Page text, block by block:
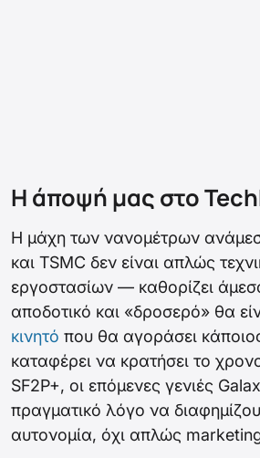
Η άποψή μας στο
Η μάχη των νανομέτρων
και TSMC δεν είναι απλώς
εργοστασίων — καθορίζει
αποδοτικό και «δροσερό» θα
κινητό που θα αγοράσει
καταφέρει να κρατήσει το
SF2P+, οι επόμενες γενιές
πραγματικό λόγο να
αυτονομία, όχι απλώς